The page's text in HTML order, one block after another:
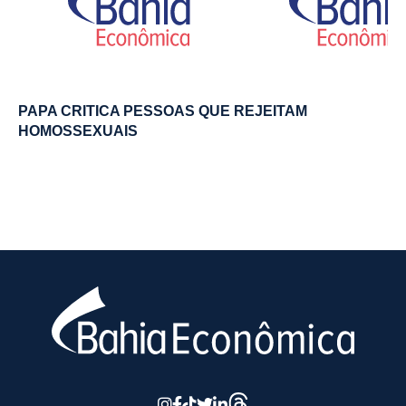
PAPA CRITICA PESSOAS QUE REJEITAM
HOMOSSEXUAIS